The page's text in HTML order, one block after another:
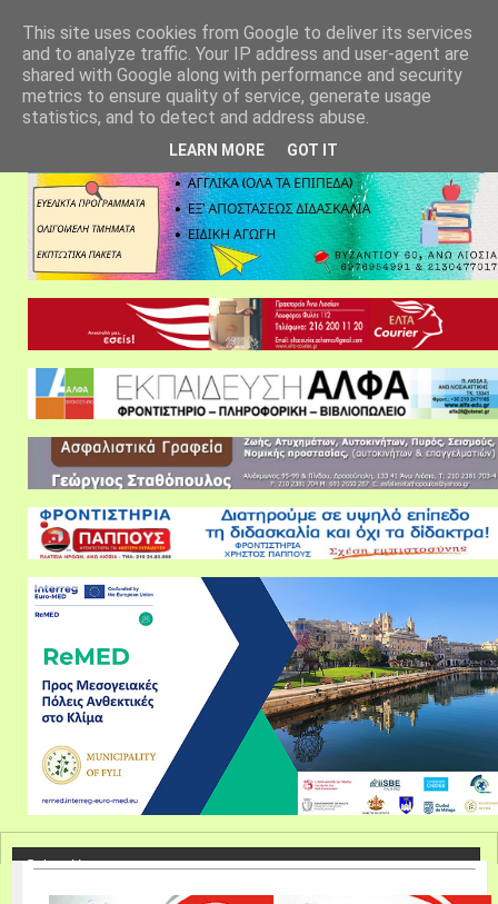
This site uses cookies from Google to deliver its services
and to analyze traffic. Your IP address and user-agent are
shared with Google along with performance and security
metrics to ensure quality of service, generate usage
statistics, and to detect and address abuse.
LEARN MORE GOT IT